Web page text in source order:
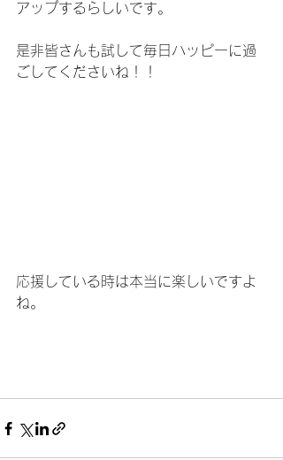
アップするらしいです。
是非皆さんも試して毎日ハッピーに過
ごしてくださいね！！
応援している時は本当に楽しいですよ
ね。